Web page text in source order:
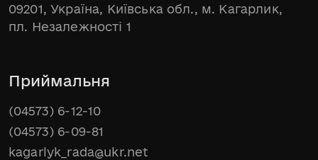
09201, Україна, Київська обл., м. Кагарлик,
пл. Незалежності 1
Приймальня
(04573) 6-12-10
(04573) 6-09-81
kagarlyk_rada@ukr.net